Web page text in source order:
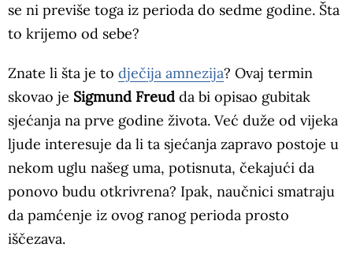
se ni previše toga iz perioda do sedme godine. Šta
to krijemo od sebe?
Znate li šta je to dječija amnezija? Ovaj termin
skovao je Sigmund Freud da bi opisao gubitak
sjećanja na prve godine života. Već duže od vijeka
ljude interesuje da li ta sjećanja zapravo postoje u
nekom uglu našeg uma, potisnuta, čekajući da
ponovo budu otkrivrena? Ipak, naučnici smatraju
da pamćenje iz ovog ranog perioda prosto
iščezava.